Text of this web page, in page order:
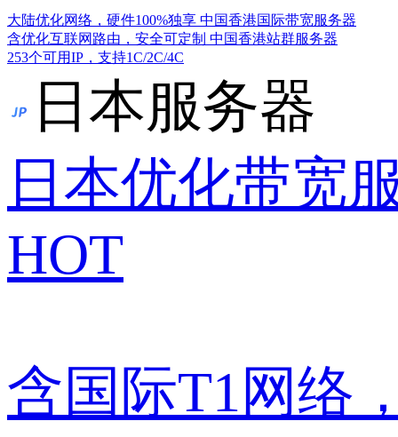
大陆优化网络，硬件100%独享 中国香港国际带宽服务器
含优化互联网路由，安全可定制 中国香港站群服务器
253个可用IP，支持1C/2C/4C
日本服务器
日本优化带宽
HOT
含国际T1网络